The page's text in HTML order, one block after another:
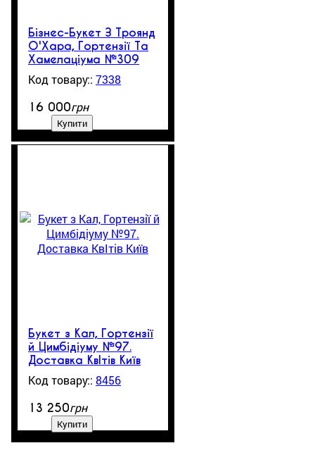
Бізнес-Букет З Троянд
О'Хара, Гортензії Та
Хамелаціума №309
7338
16 000грн
Купити
Букет з Кал, Гортензії
й Цимбідіуму №97.
Доставка КвІтів Київ
8456
13 250грн
Купити